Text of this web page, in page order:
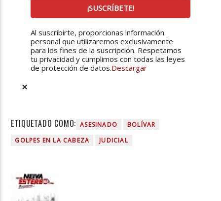
Al suscribirte, proporcionas información
personal que utilizaremos exclusivamente
para los fines de la suscripción. Respetamos
tu privacidad y cumplimos con todas las leyes
de protección de datos.Descargar
ETIQUETADO COMO: ASESINADO
BOLÍVAR
GOLPES EN LA CABEZA
JUDICIAL